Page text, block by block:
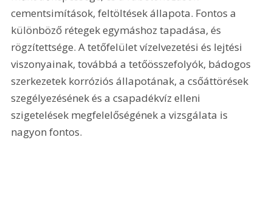
cementsimítások, feltöltések állapota. Fontos a
különböző rétegek egymáshoz tapadása, és
rögzítettsége. A tetőfelület vízelvezetési és lejtési
viszonyainak, továbbá a tetőösszefolyók, bádogos
szerkezetek korróziós állapotának, a csőáttörések
szegélyezésének és a csapadékvíz elleni
szigetelések megfelelőségének a vizsgálata is
nagyon fontos.